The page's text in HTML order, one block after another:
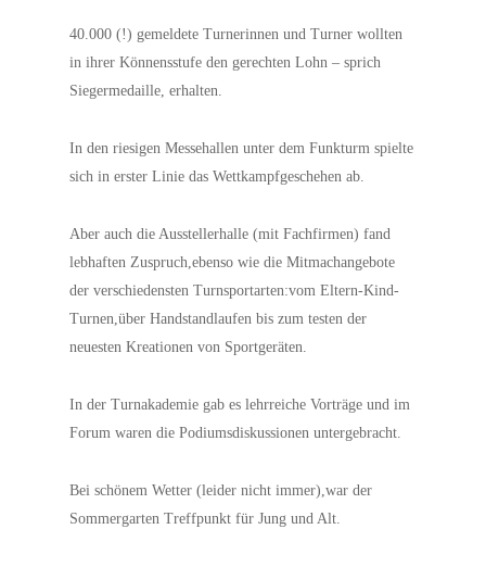
40.000 (!) gemeldete Turnerinnen und Turner wollten
in ihrer Könnensstufe den gerechten Lohn – sprich
Siegermedaille, erhalten.
In den riesigen Messehallen unter dem Funkturm spielte
sich in erster Linie das Wettkampfgeschehen ab.
Aber auch die Ausstellerhalle (mit Fachfirmen) fand
lebhaften Zuspruch,ebenso wie die Mitmachangebote
der verschiedensten Turnsportarten:vom Eltern-Kind-
Turnen,über Handstandlaufen bis zum testen der
neuesten Kreationen von Sportgeräten.
In der Turnakademie gab es lehrreiche Vorträge und im
Forum waren die Podiumsdiskussionen untergebracht.
Bei schönem Wetter (leider nicht immer),war der
Sommergarten Treffpunkt für Jung und Alt.